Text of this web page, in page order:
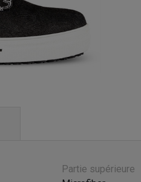
Partie supérieure